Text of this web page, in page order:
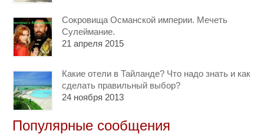
Сокровища Османской империи. Мечеть
Сулеймание.
21 апреля 2015
Какие отели в Тайланде? Что надо знать и как
сделать правильный выбор?
24 ноября 2013
Популярные сообщения